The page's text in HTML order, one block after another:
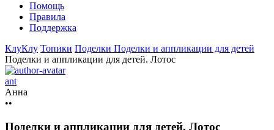
Помощь
Правила
Поддержка
КлуКлу Топики Поделки Поделки и аппликации для детей
Поделки и аппликации для детей. Лотос
ant
Анна
••
Поделки и аппликации для детей. Лотос